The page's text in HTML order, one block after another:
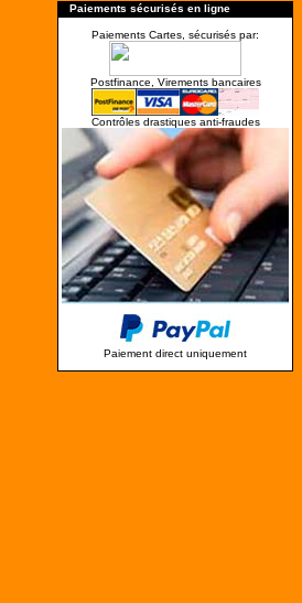
Paiements sécurisés en ligne
Paiements Cartes, sécurisés par:
Postfinance, Virements bancaires
Contrôles drastiques anti-fraudes
Paiement direct uniquement